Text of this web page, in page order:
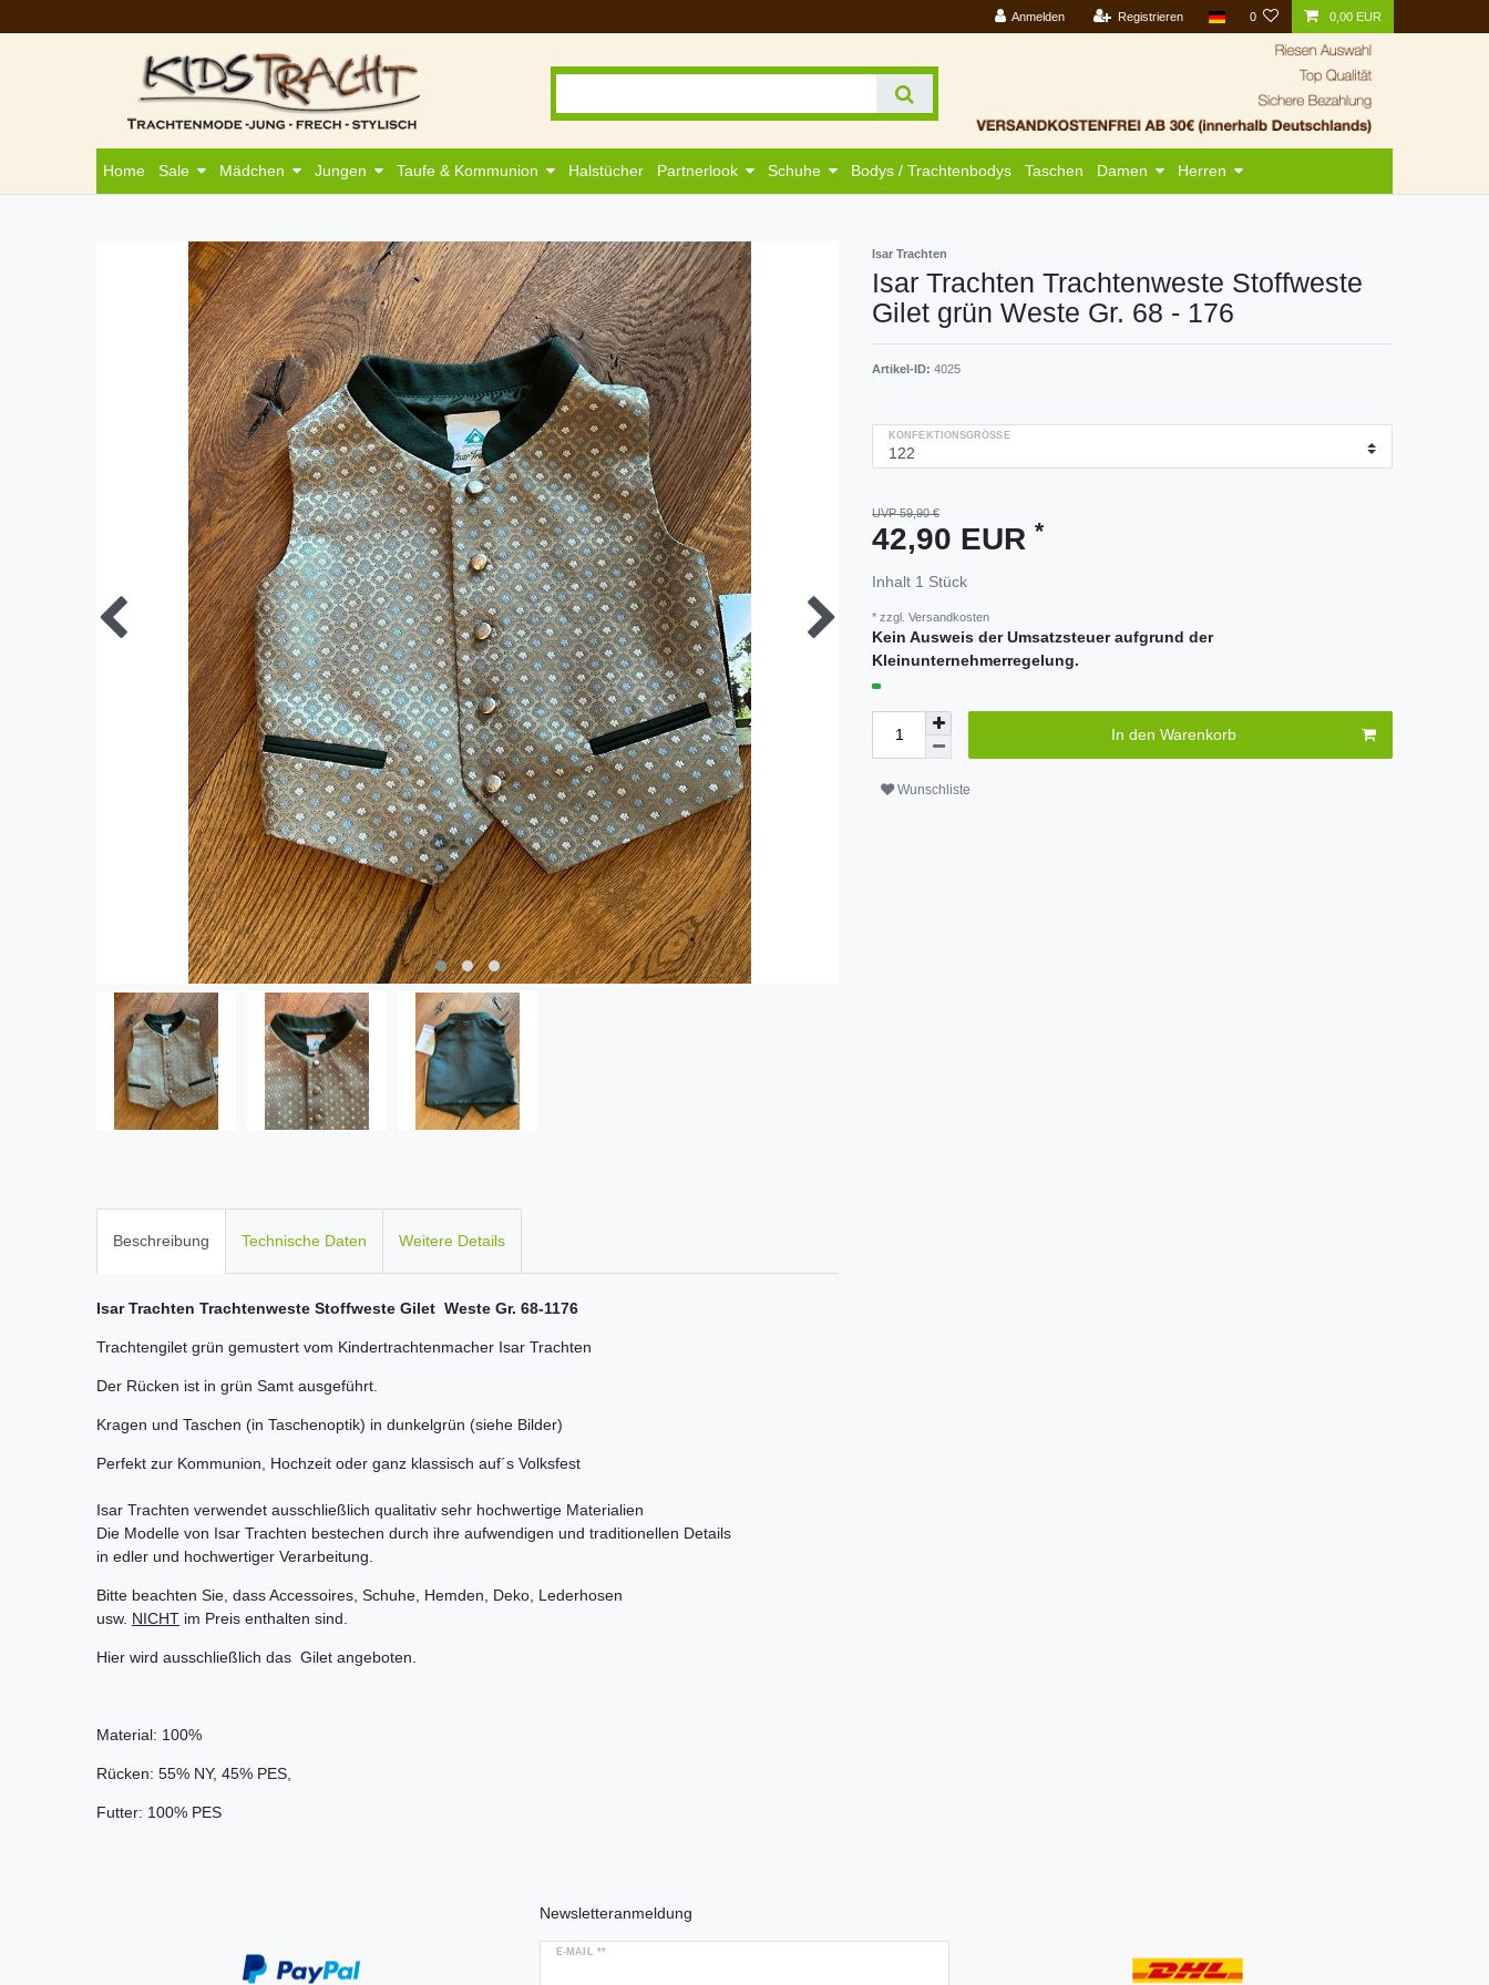
Anmelden Registrieren 0 0,00 EUR
Home Sale Mädchen Jungen Taufe & Kommunion Halstücher Partnerlook Schuhe Bodys / Trachtenbodys Taschen Damen Herren
Isar Trachten
Isar Trachten Trachtenweste Stoffweste
Gilet grün Weste Gr. 68 - 176
Artikel-ID: 4025
KONFEKTIONSGRÖSSE
UVP 59,90 €
42,90 EUR *
Inhalt 1 Stück
* zzgl. Versandkosten
Kein Ausweis der Umsatzsteuer aufgrund der
Kleinunternehmerregelung.
In den Warenkorb
Wunschliste
Beschreibung Technische Daten Weitere Details
Isar Trachten Trachtenweste Stoffweste Gilet Weste Gr. 68-1176
Trachtengilet grün gemustert vom Kindertrachtenmacher Isar Trachten
Der Rücken ist in grün Samt ausgeführt.
Kragen und Taschen (in Taschenoptik) in dunkelgrün (siehe Bilder)
Perfekt zur Kommunion, Hochzeit oder ganz klassisch auf´s Volksfest
Isar Trachten verwendet ausschließlich qualitativ sehr hochwertige Materialien
Die Modelle von Isar Trachten bestechen durch ihre aufwendigen und traditionellen Details
in edler und hochwertiger Verarbeitung.
Bitte beachten Sie, dass Accessoires, Schuhe, Hemden, Deko, Lederhosen
usw. NICHT im Preis enthalten sind.
Hier wird ausschließlich das Gilet angeboten.
Material: 100%
Rücken: 55% NY, 45% PES,
Futter: 100% PES
Newsletteranmeldung
E-MAIL **